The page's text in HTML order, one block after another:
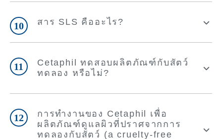
10 สาร SLS คืออะไร?
11
Cetaphil ทดสอบผลิตภัณฑ์กับสัตว์
ทดลอง หรือไม่?
12
การทำงานของ Cetaphil เพื่อ
ผลิตภัณฑ์ดูแลผิวที่ปราศจากการ
ทดลองกับสัตว์ (a cruelty-free